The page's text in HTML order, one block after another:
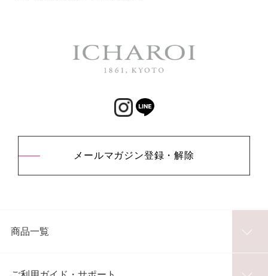
メールマガジン登録・解除
商品一覧